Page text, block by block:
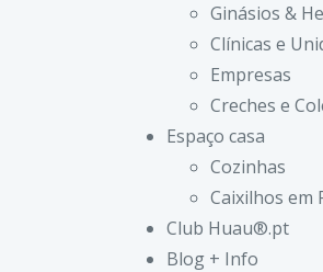
Ginásios &
Clínicas e
Empresas
Creches e
Espaço casa
Cozinhas
Caixilhos em
Club Huau®.pt
Blog + Info